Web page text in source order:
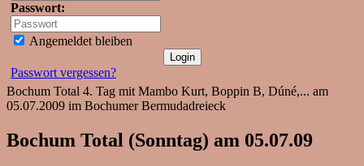
Passwort:
Angemeldet bleiben
Passwort vergessen?
Bochum Total 4. Tag mit Mambo Kurt, Boppin B, Dúné,... am
05.07.2009 im Bochumer Bermudadreieck
Bochum Total (Sonntag) am 05.07.09